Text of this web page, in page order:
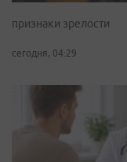
признаки зрелости
сегодня, 04:29